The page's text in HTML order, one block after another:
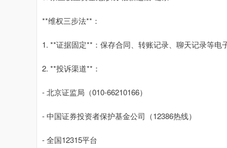
**维权三步法**：
1. **证据固定**：保存合同、转账记录、聊天记录等电
2. **投诉渠道**：
- 北京证监局（010-66210166）
- 中国证券投资者保护基金公司（12386热线）
- 全国12315平台